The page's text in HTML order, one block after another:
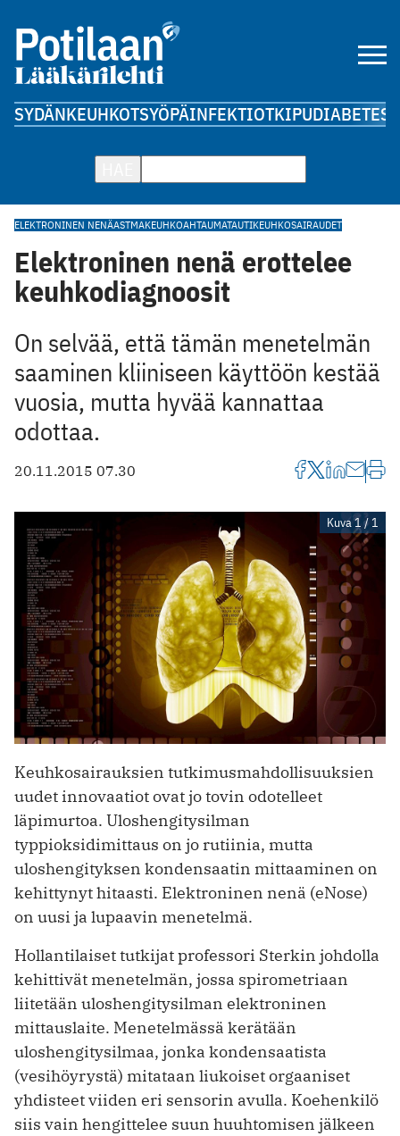
SYDÄNKEUHKOTSYÖPÄINFEKTIOTKIPUDIABETES
ELEKTRONINEN NENÄASTMAKEUHKOAHTAUMATAUTIKEUHKOSAIRAUDET
Elektroninen nenä erottelee
keuhkodiagnoosit
On selvää, että tämän menetelmän
saaminen kliiniseen käyttöön kestää
vuosia, mutta hyvää kannattaa
odottaa.
20.11.2015 07.30
Kuva 1 / 1
Keuhkosairauksien tutkimusmahdollisuuksien
uudet innovaatiot ovat jo tovin odotelleet
läpimurtoa. Uloshengitysilman
typpioksidimittaus on jo rutiinia, mutta
uloshengityksen kondensaatin mittaaminen on
kehittynyt hitaasti. Elektroninen nenä (eNose)
on uusi ja lupaavin menetelmä.
Hollantilaiset tutkijat professori Sterkin johdolla
kehittivät menetelmän, jossa spirometriaan
liitetään uloshengitysilman elektroninen
mittauslaite. Menetelmässä kerätään
uloshengitysilmaa, jonka kondensaatista
(vesihöyrystä) mitataan liukoiset orgaaniset
yhdisteet viiden eri sensorin avulla. Koehenkilö
siis vain hengittelee suun huuhtomisen jälkeen